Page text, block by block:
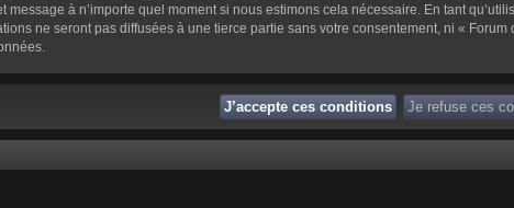
à n’importe quel moment si nous estimons cela nécessaire. En tant
ne seront pas diffusées à une tierce partie sans votre consentement, ni «